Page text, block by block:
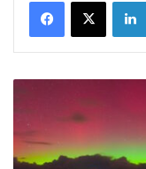
boréales
illuminent
le